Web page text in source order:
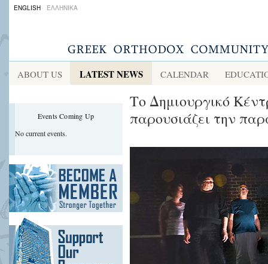
ENGLISH ΕΛΛΗΝΙΚΑ
ABOUT US LATEST NEWS CALENDAR
Events Coming Up
No current events.
Το Δημιουργικό
παρουσιάζει την